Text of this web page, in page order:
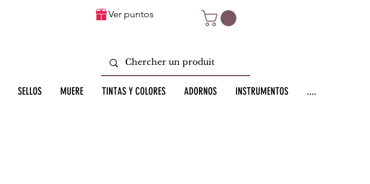
Ver puntos
SELLOS MUERE TINTAS Y COLORES ADORNOS INSTRUMENTOS ....